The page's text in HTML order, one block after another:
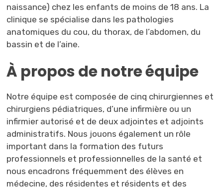
naissance) chez les enfants de moins de 18 ans. La
clinique se spécialise dans les pathologies
anatomiques du cou, du thorax, de l’abdomen, du
bassin et de l’aine.
À propos de notre équipe
Notre équipe est composée de cinq chirurgiennes et
chirurgiens pédiatriques, d’une infirmière ou un
infirmier autorisé et de deux adjointes et adjoints
administratifs. Nous jouons également un rôle
important dans la formation des futurs
professionnels et professionnelles de la santé et
nous encadrons fréquemment des élèves en
médecine, des résidentes et résidents et des